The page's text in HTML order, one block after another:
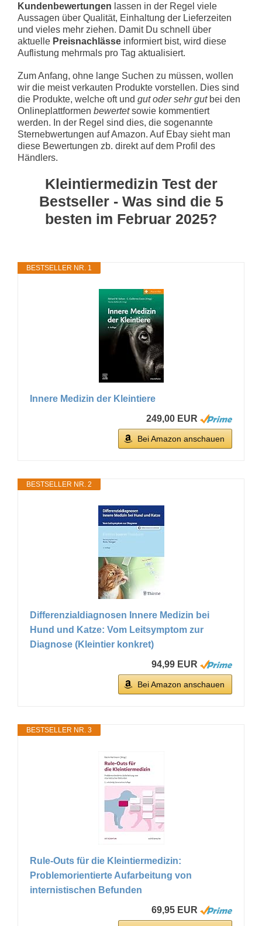
Kundenbewertungen lassen in der Regel viele
Aussagen über Qualität, Einhaltung der Lieferzeiten
und vieles mehr ziehen. Damit Du schnell über
aktuelle Preisnachlässe informiert bist, wird diese
Auflistung mehrmals pro Tag aktualisiert.
Zum Anfang, ohne lange Suchen zu müssen, wollen
wir die meist verkauten Produkte vorstellen. Dies sind
die Produkte, welche oft und gut oder sehr gutbei den
Onlineplattformen bewertetsowie kommentiert
werden. In der Regel sind dies, die sogenannte
Sternebwertungen auf Amazon. Auf Ebay sieht man
diese Bewertungen zb. direkt auf dem Profil des
Händlers.
Kleintiermedizin Test der
Bestseller - Was sind die 5
besten im Februar 2025?
BESTSELLER NR. 1
Innere Medizin der Kleintiere
249,00 EUR
Bei Amazon anschauen
BESTSELLER NR. 2
Differenzialdiagnosen Innere Medizin bei
Hund und Katze: Vom Leitsymptom zur
Diagnose (Kleintier konkret)
94,99 EUR
Bei Amazon anschauen
BESTSELLER NR. 3
Rule-Outs für die Kleintiermedizin:
Problemorientierte Aufarbeitung von
internistischen Befunden
69,95 EUR